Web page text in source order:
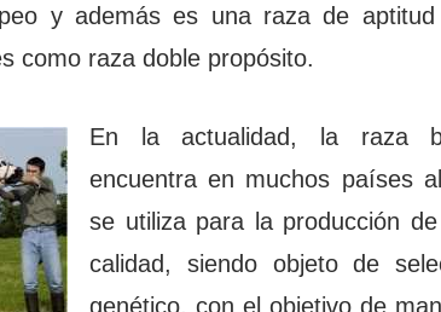
y además es una raza de
como raza doble propósito.
En la actualidad, la raza
encuentra en muchos países
se utiliza para la producción
calidad, siendo objeto de
genético, con el objetivo de